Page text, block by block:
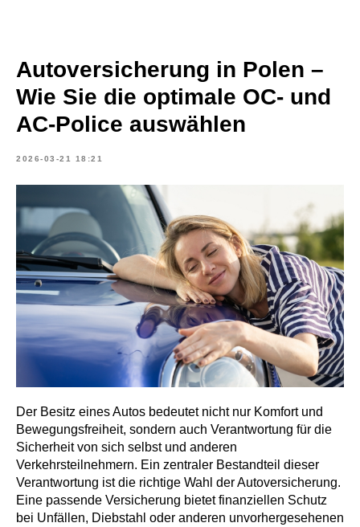
Autoversicherung in Polen –
Wie Sie die optimale OC- und
AC-Police auswählen
2026-03-21 18:21
Der Besitz eines Autos bedeutet nicht nur Komfort und
Bewegungsfreiheit, sondern auch Verantwortung für die
Sicherheit von sich selbst und anderen
Verkehrsteilnehmern. Ein zentraler Bestandteil dieser
Verantwortung ist die richtige Wahl der Autoversicherung.
Eine passende Versicherung bietet finanziellen Schutz
bei Unfällen, Diebstahl oder anderen unvorhergesehenen